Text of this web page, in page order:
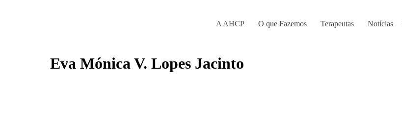
A AHCP O que Fazemos Terapeutas Notícias
Eva Mónica V. Lopes Jacinto